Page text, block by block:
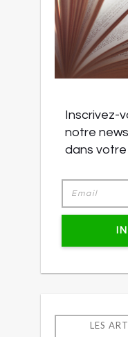
Inscrivez-
notre
dans
LES